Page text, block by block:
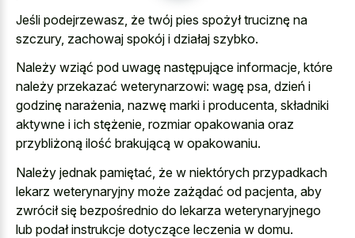
Jeśli podejrzewasz, że twój pies spożył truciznę na
szczury, zachowaj spokój i działaj szybko.
Należy wziąć pod uwagę następujące informacje, które
należy przekazać weterynarzowi: wagę psa, dzień i
godzinę narażenia, nazwę marki i producenta, składniki
aktywne i ich stężenie, rozmiar opakowania oraz
przybliżoną ilość brakującą w opakowaniu.
Należy jednak pamiętać, że w niektórych przypadkach
lekarz weterynaryjny może zażądać od pacjenta, aby
zwrócił się bezpośrednio do lekarza weterynaryjnego
lub podał instrukcje dotyczące leczenia w domu.